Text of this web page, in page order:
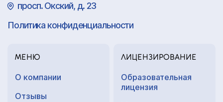
просп. Окский, д. 23
Политика конфиденциальности
МЕНЮ
О компании
Отзывы
ЛИЦЕНЗИРОВАНИЕ
Образовательная
лицензия